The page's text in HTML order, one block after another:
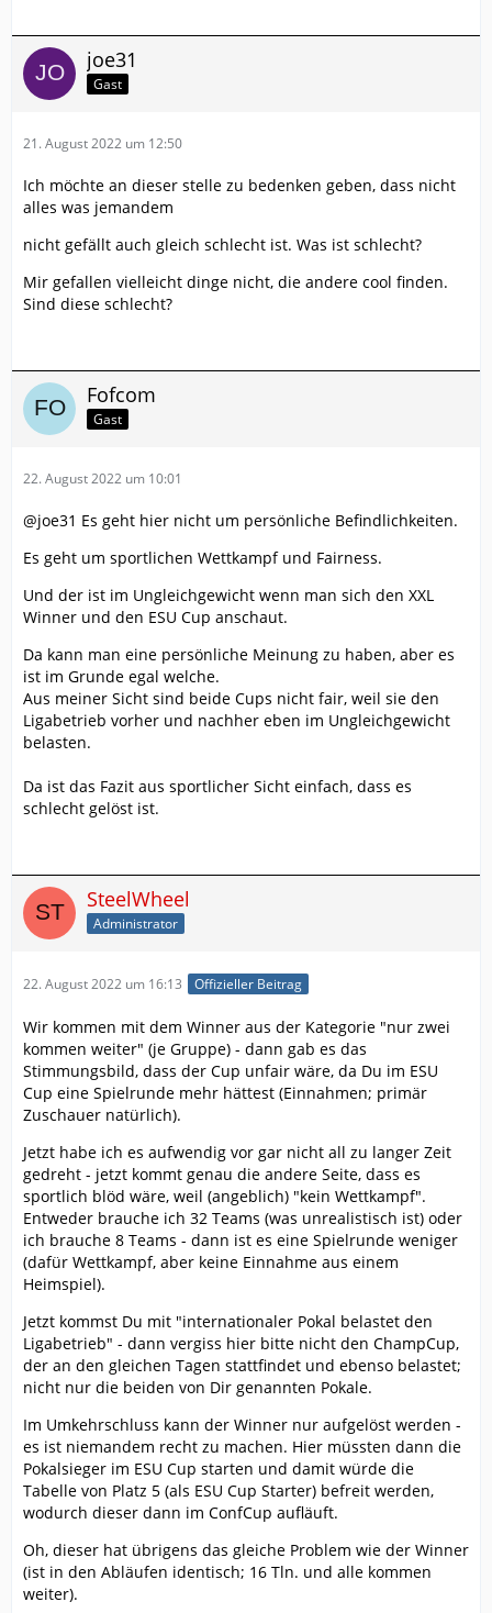
joe31
Gast
21. August 2022 um 12:50
Ich möchte an dieser stelle zu bedenken geben, dass nicht
alles was jemandem
nicht gefällt auch gleich schlecht ist. Was ist schlecht?
Mir gefallen vielleicht dinge nicht, die andere cool finden.
Sind diese schlecht?
Fofcom
Gast
22. August 2022 um 10:01
@joe31 Es geht hier nicht um persönliche Befindlichkeiten.
Es geht um sportlichen Wettkampf und Fairness.
Und der ist im Ungleichgewicht wenn man sich den XXL
Winner und den ESU Cup anschaut.
Da kann man eine persönliche Meinung zu haben, aber es
ist im Grunde egal welche.
Aus meiner Sicht sind beide Cups nicht fair, weil sie den
Ligabetrieb vorher und nachher eben im Ungleichgewicht
belasten.
Da ist das Fazit aus sportlicher Sicht einfach, dass es
schlecht gelöst ist.
SteelWheel
Administrator
22. August 2022 um 16:13 Offizieller Beitrag
Wir kommen mit dem Winner aus der Kategorie "nur zwei
kommen weiter" (je Gruppe) - dann gab es das
Stimmungsbild, dass der Cup unfair wäre, da Du im ESU
Cup eine Spielrunde mehr hättest (Einnahmen; primär
Zuschauer natürlich).
Jetzt habe ich es aufwendig vor gar nicht all zu langer Zeit
gedreht - jetzt kommt genau die andere Seite, dass es
sportlich blöd wäre, weil (angeblich) "kein Wettkampf".
Entweder brauche ich 32 Teams (was unrealistisch ist) oder
ich brauche 8 Teams - dann ist es eine Spielrunde weniger
(dafür Wettkampf, aber keine Einnahme aus einem
Heimspiel).
Jetzt kommst Du mit "internationaler Pokal belastet den
Ligabetrieb" - dann vergiss hier bitte nicht den ChampCup,
der an den gleichen Tagen stattfindet und ebenso belastet;
nicht nur die beiden von Dir genannten Pokale.
Im Umkehrschluss kann der Winner nur aufgelöst werden -
es ist niemandem recht zu machen. Hier müssten dann die
Pokalsieger im ESU Cup starten und damit würde die
Tabelle von Platz 5 (als ESU Cup Starter) befreit werden,
wodurch dieser dann im ConfCup aufläuft.
Oh, dieser hat übrigens das gleiche Problem wie der Winner
(ist in den Abläufen identisch; 16 Tln. und alle kommen
weiter).